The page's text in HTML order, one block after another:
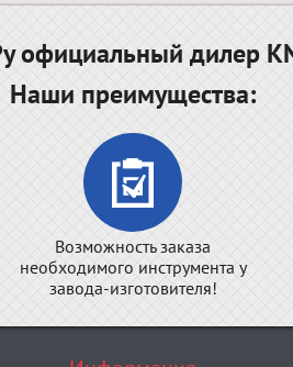
официальный дилер
Наши преимущества:
Возможность заказа
необходимого инструмента у
завода-изготовителя!